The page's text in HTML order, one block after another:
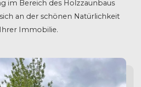
im Bereich des Holzzaunbaus
an der schönen Natürlichkeit
Ihrer Immobilie.